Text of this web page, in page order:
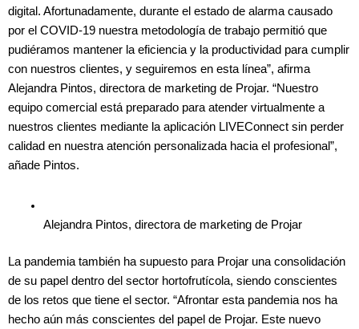
digital. Afortunadamente, durante el estado de alarma causado
por el COVID-19 nuestra metodología de trabajo permitió que
pudiéramos mantener la eficiencia y la productividad para cumplir
con nuestros clientes, y seguiremos en esta línea”, afirma
Alejandra Pintos, directora de marketing de Projar. “Nuestro
equipo comercial está preparado para atender virtualmente a
nuestros clientes mediante la aplicación LIVEConnect sin perder
calidad en nuestra atención personalizada hacia el profesional”,
añade Pintos.
Alejandra Pintos, directora de marketing de Projar
La pandemia también ha supuesto para Projar una consolidación
de su papel dentro del sector hortofrutícola, siendo conscientes
de los retos que tiene el sector. “Afrontar esta pandemia nos ha
hecho aún más conscientes del papel de Projar. Este nuevo